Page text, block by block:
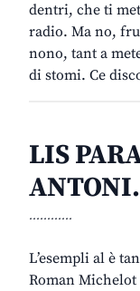
dentri, che ti
radio. Ma no,
nono, tant a
di stomi. Ce
LIS
............
L’esempli al è
Roman